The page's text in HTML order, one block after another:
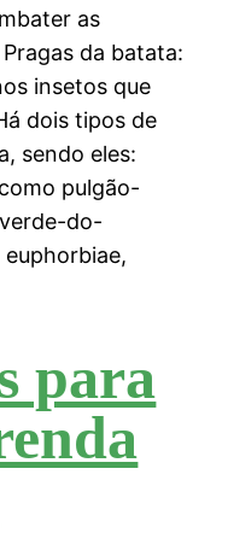
as
da batata:
insetos que
dois tipos de
sendo eles:
pulgão-
do-
para